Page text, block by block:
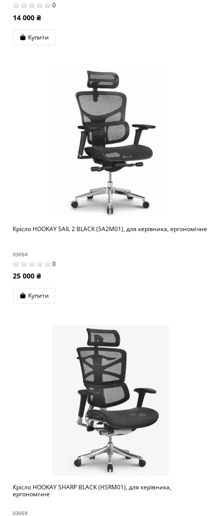
0
14 000 ₴
Купити
Крісло HOOKAY SAIL 2 BLACK (SA2M01), для керівника, ергономічне
03054
0
25 000 ₴
Купити
Крісло HOOKAY SHARP BLACK (HSRM01), для керівника,
ергономічне
03059